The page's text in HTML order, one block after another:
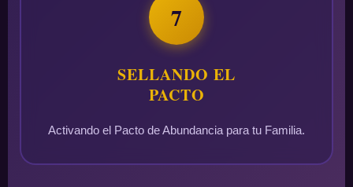
7
SELLANDO EL
PACTO
Activando el Pacto de Abundancia para tu Familia.